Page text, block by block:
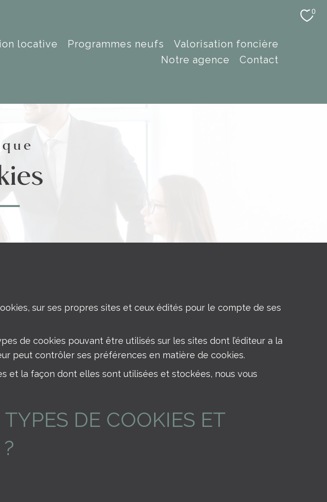
0
locative programmes neufs
valorisation foncière
notre agence
contact
sur ses propres sites et ceux édités pour le compte de ses
de cookies pouvant être utilisés sur les sites dont l’éditeur a la
peut contrôler ses préférences en matière de cookies.
et la façon dont elles sont utilisées et stockées, nous vous
DE COOKIES ET